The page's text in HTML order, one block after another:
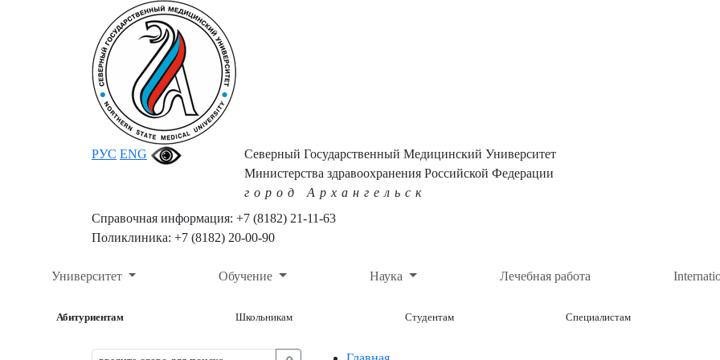
РУС ENG
Северный Государственный Медицинский Университет
Министерства здравоохранения Российской Федерации
город Архангельск
Справочная информация: +7 (8182) 21-11-63
Поликлиника: +7 (8182) 20-00-90
Университет Обучение Наука Лечебная работа
Абитуриентам Школьникам Студентам Специалистам